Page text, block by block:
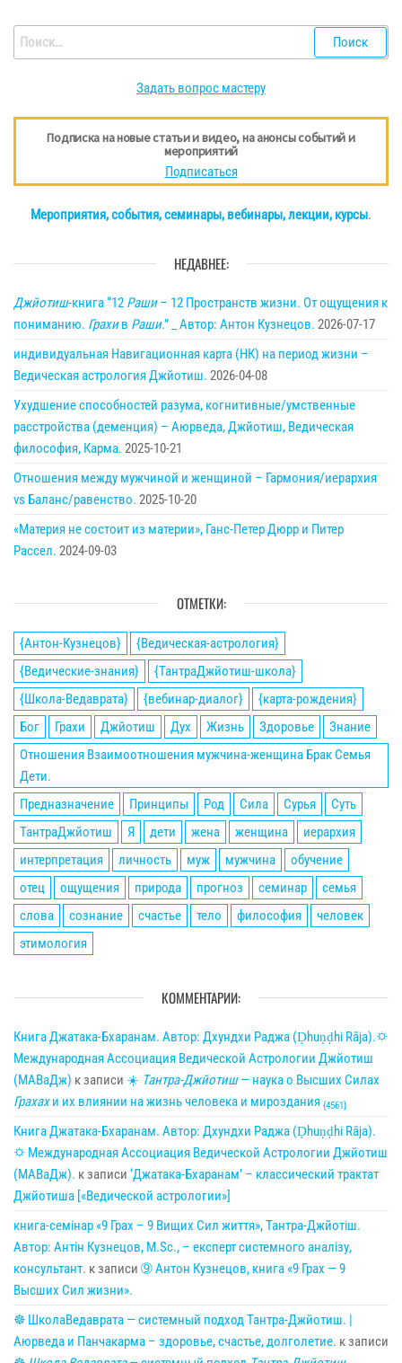
Найти:
Задать вопрос мастеру
Подписка на новые статьи и видео, на анонсы событий и
мероприятий
Подписаться
Мероприятия, события, семинары, вебинары, лекции, курсы.
НЕДАВНЕЕ:
Джйотиш-книга “12 Раши– 12 Пространств жизни. От ощущения к
пониманию. Грахив Раши.” _ Автор: Антон Кузнецов. 2026-07-17
индивидуальная Навигационная карта (НК) на период жизни –
Ведическая астрология Джйотиш. 2026-04-08
Ухудшение способностей разума, когнитивные/умственные
расстройства (деменция) – Аюрведа, Джйотиш, Ведическая
философия, Карма. 2025-10-21
Отношения между мужчиной и женщиной – Гармония/иерархия
vs Баланс/равенство. 2025-10-20
«Материя не состоит из материи», Ганс-Петер Дюрр и Питер
Рассел. 2024-09-03
ОТМЕТКИ:
{Антон-Кузнецов}
{Ведическая-астрология}
{Ведические-знания}
{ТантраДжйотиш-школа}
{Школа-Ведаврата}
{вебинар-диалог}
{карта-рождения}
Бог
Грахи Джйотиш Дух Жизнь Здоровье
Знание
Отношения Взаимоотношения мужчина-женщина Брак Семья
Дети.
Предназначение
Принципы Род Сила Сурья
Суть
ТантраДжйотиш
Я дети жена женщина
иерархия
интерпретация
личность муж мужчина
обучение
отец
ощущения природа прогноз семинар
семья
слова
сознание счастье тело философия
человек
этимология
КОММЕНТАРИИ:
Книга Джатака-Бхаранам. Автор: Дхундхи Раджа (Ḍhuṇḍhi Rāja).🌣
Международная Ассоциация Ведической Астрологии Джйотиш
(МАВаДж) к записи ☀ Тантра-Джйотиш— наука о Высших Силах
Грахахи их влиянии на жизнь человека и мироздания {4561}
Книга Джатака-Бхаранам. Автор: Дхундхи Раджа (Ḍhuṇḍhi Rāja).
🌣 Международная Ассоциация Ведической Астрологии Джйотиш
(МАВаДж). к записи ‘Джатака-Бхаранам’ – классический трактат
Джйотиша [«Ведической астрологии»]
книга-семінар «9 Грах – 9 Вищих Сил життя», Тантра-Джйотіш.
Автор: Антін Кузнецов, M.Sc., – експерт системного аналізу,
консультант. к записи ➈ Антон Кузнецов, книга «9 Грах — 9
Высших Сил жизни».
☸ ШколаВедаврата — системный подход Тантра-Джйотиш. |
Аюрведа и Панчакарма – здоровье, счастье, долголетие. к записи